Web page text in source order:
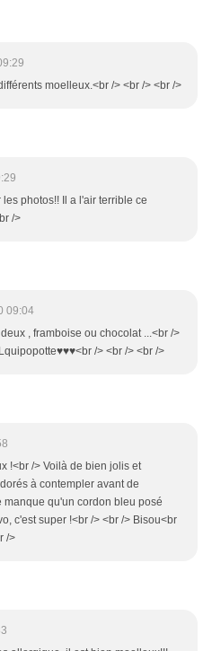
moelleux.<br /> <br /> <br />
photos!! Il a l'air terrible ce
/>
09:04
, framboise ou chocolat ...<br />
/> <br /> <br />
!<br /> Voilà de bien jolis et
à contempler avant de
qu'un cordon bleu posé
c'est super !<br /> <br /> Bisou<br
/>